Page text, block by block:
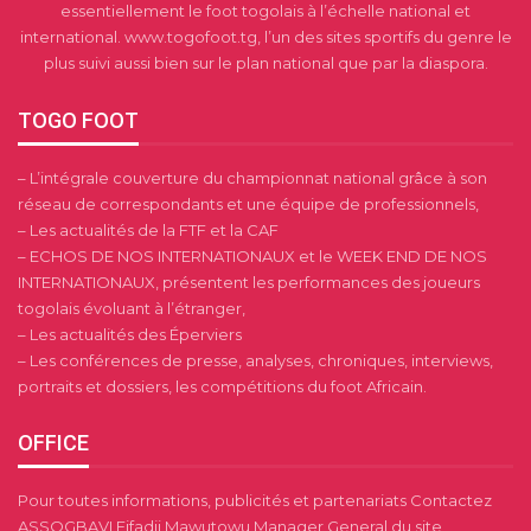
essentiellement le foot togolais à l’échelle national et
international. www.togofoot.tg, l’un des sites sportifs du genre le
plus suivi aussi bien sur le plan national que par la diaspora.
TOGO FOOT
– L’intégrale couverture du championnat national grâce à son
réseau de correspondants et une équipe de professionnels,
– Les actualités de la FTF et la CAF
– ECHOS DE NOS INTERNATIONAUX et le WEEK END DE NOS
INTERNATIONAUX, présentent les performances des joueurs
togolais évoluant à l’étranger,
– Les actualités des Éperviers
– Les conférences de presse, analyses, chroniques, interviews,
portraits et dossiers, les compétitions du foot Africain.
OFFICE
Pour toutes informations, publicités et partenariats Contactez
ASSOGBAVI Fifadji Mawutowu Manager General du site